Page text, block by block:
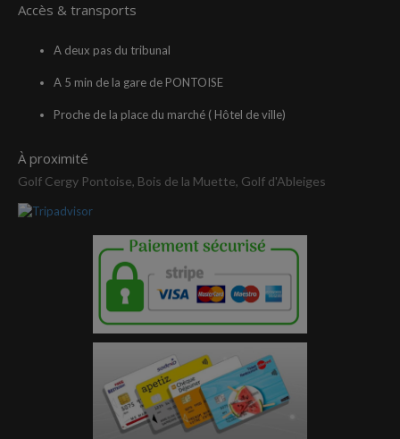
Accès & transports
A deux pas du tribunal
A 5 min de la gare de PONTOISE
Proche de la place du marché ( Hôtel de ville)
À proximité
Golf Cergy Pontoise, Bois de la Muette, Golf d'Ableiges